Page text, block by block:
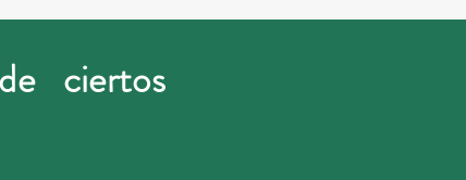
ciertos